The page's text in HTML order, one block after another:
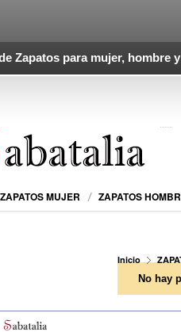
Zapatos para mujer, hombre
ZAPATOS MUJER ZAPATOS
Inicio
No hay